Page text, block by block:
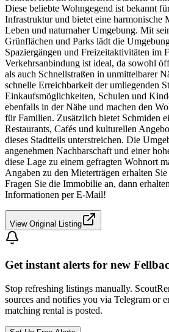
Diese beliebte Wohngegend ist bekannt
Infrastruktur und bietet eine harmonische
Leben und naturnaher Umgebung. Mit
Grünflächen und Parks lädt die
Spaziergängen und Freizeitaktivitäten im
Verkehrsanbindung ist ideal, da sowohl
als auch Schnellstraßen in unmittelbarer
schnelle Erreichbarkeit der umliegenden
Einkaufsmöglichkeiten, Schulen und
ebenfalls in der Nähe und machen den
für Familien. Zusätzlich bietet Schmiden
Restaurants, Cafés und kulturellen
dieses Stadtteils unterstreichen. Die
angenehmen Nachbarschaft und einer
diese Lage zu einem gefragten Wohnort
Angaben zu den Mieterträgen erhalten
Fragen Sie die Immobilie an, dann
Informationen per E-Mail!
View Original Listing
Get instant alerts for new
Stop refreshing listings manually.
sources and notifies you via Telegram or
matching rental is posted.